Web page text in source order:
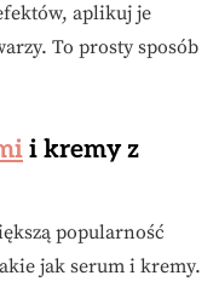
aplikuj je
To prosty sposób
i kremy z
popularność
jak serum i kremy.